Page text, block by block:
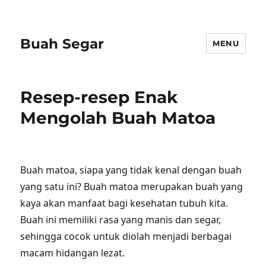
Buah Segar MENU
Resep-resep Enak
Mengolah Buah Matoa
Buah matoa, siapa yang tidak kenal dengan buah
yang satu ini? Buah matoa merupakan buah yang
kaya akan manfaat bagi kesehatan tubuh kita.
Buah ini memiliki rasa yang manis dan segar,
sehingga cocok untuk diolah menjadi berbagai
macam hidangan lezat.